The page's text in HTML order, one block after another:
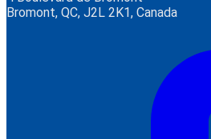
Bromont, QC, J2L 2K1, Canada